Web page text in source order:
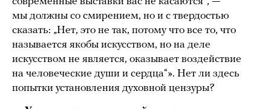
мы должны со смирением, но и с твердостью
сказать: „Нет, это не так, потому что все то, что
называется якобы искусством, но на деле
искусством не является, оказывает воздействие
на человеческие души и сердца“». Нет ли здесь
попытки установления духовной цензуры?